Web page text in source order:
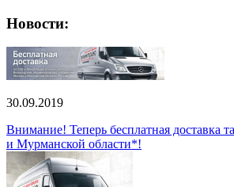
Новости:
30.09.2019
Внимание! Теперь бесплатная доставка
и Мурманской области*!